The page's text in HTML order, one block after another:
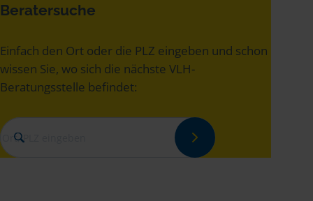
Beratersuche
Einfach den Ort oder die PLZ eingeben und schon
wissen Sie, wo sich die nächste VLH-
Beratungsstelle befindet:
Ort, PLZ eingeben